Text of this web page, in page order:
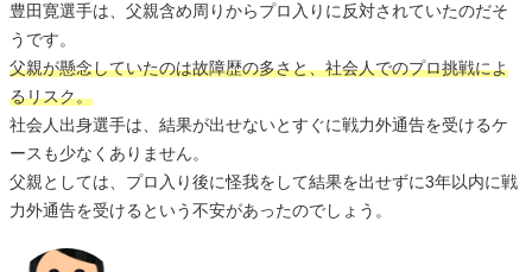
豊田寛選手は、父親含め周りからプロ入りに反対されていたのだそ
うです。
父親が懸念していたのは故障歴の多さと、社会人でのプロ挑戦によ
るリスク。
社会人出身選手は、結果が出せないとすぐに戦力外通告を受けるケ
ースも少なくありません。
父親としては、プロ入り後に怪我をして結果を出せずに3年以内に戦
力外通告を受けるという不安があったのでしょう。